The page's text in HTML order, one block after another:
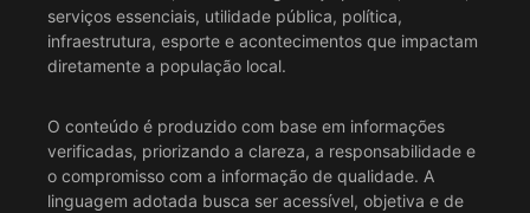
serviços essenciais, utilidade pública, política,
infraestrutura, esporte e acontecimentos que impactam
diretamente a população local.
O conteúdo é produzido com base em informações
verificadas, priorizando a clareza, a responsabilidade e
o compromisso com a informação de qualidade. A
linguagem adotada busca ser acessível, objetiva e de